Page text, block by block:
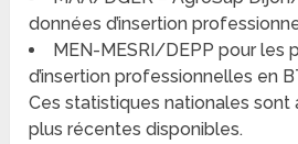
données d’insertion
MEN-MESRI/DEPP pour les
d’insertion professionnelles en
Ces statistiques nationales
plus récentes disponibles.